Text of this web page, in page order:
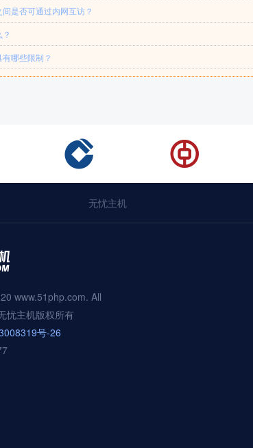
是否可通过内网互访？
哪些限制？
无忧主机
www.51php.com. All
忧主机版权所有
号-26